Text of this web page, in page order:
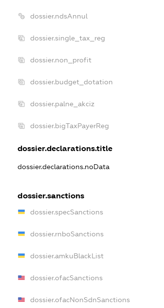
dossier.ndsAnnul
dossier.single_tax_reg
dossier.non_profit
dossier.budget_dotation
dossier.palne_akciz
dossier.bigTaxPayerReg
dossier.declarations.title
dossier.declarations.noData
dossier.sanctions
dossier.specSanctions
dossier.rnboSanctions
dossier.amkuBlackList
dossier.ofacSanctions
dossier.ofacNonSdnSanctions